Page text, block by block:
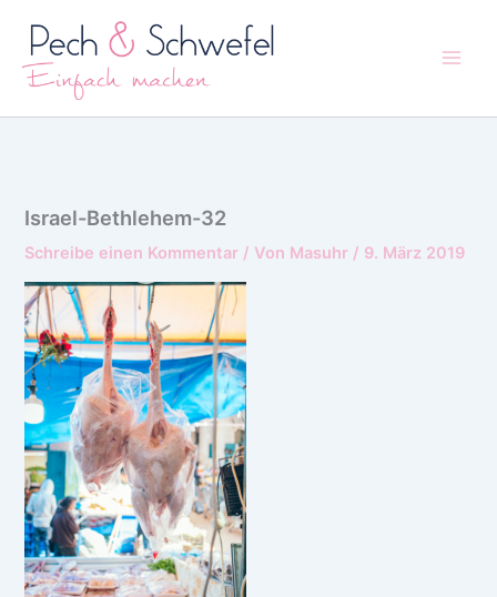
Inhalt
springen
Israel-Bethlehem-32
Schreibe einen Kommentar / Von Masuhr / 9. März 2019